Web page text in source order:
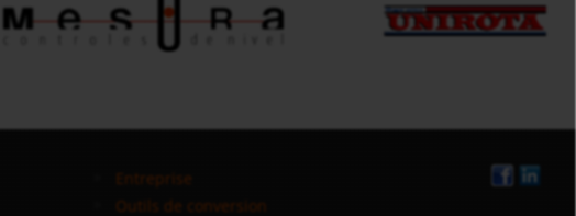
Entreprise
Outils de conversion